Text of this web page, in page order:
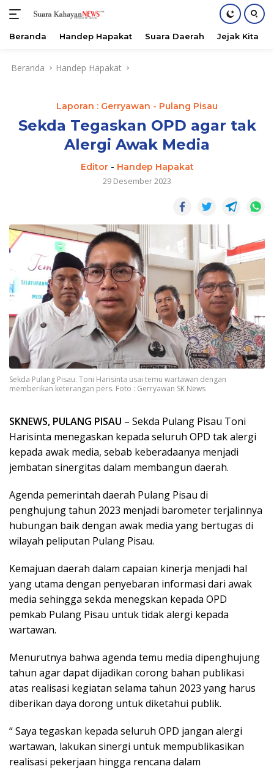
Beranda Handep Hapakat Suara Daerah Jejak Kita
Beranda Handep Hapakat
Laporan : Gerryawan - Pulang Pisau
Sekda Tegaskan OPD agar tak
Alergi Awak Media
Editor- Handep Hapakat
29 Desember 2023
Sekda Pulang Pisau. Toni Harisinta usai temu wartawan dengan
memberikan keterangan pers. Foto : Gerryawan SK News
SKNEWS, PULANG PISAU – Sekda Pulang Pisau Toni
Harisinta menegaskan kepada seluruh OPD tak alergi
kepada awak media, sebab keberadaanya menjadi
jembatan sinergitas dalam membangun daerah.
Agenda pemerintah daerah Pulang Pisau di
penghujung tahun 2023 menjadi barometer terjalinnya
hubungan baik dengan awak media yang bertugas di
wilayah peliputan Pulang Pisau.
Kemajuan daerah dalam capaian kinerja menjadi hal
yang utama dengan penyebaran informasi dari awak
media sehingga sekda menegskan kepada OPD
pemkab Pulang Pisau untuk tidak alergi kepada
wartawan.
Menurutnya bahwa agenda temu media dipenghujung
tahun agar dapat dijadikan corong bahan publikasi
atas realisasi kegiatan selama tahun 2023 yang harus
diberikan daya dorong untuk diketahui publik.
“ Saya tegaskan kepada seluruh OPD jangan alergi
wartawan, lakukan sinergi untuk mempublikasikan
realisasi pekerjaan hingga rencana dalam